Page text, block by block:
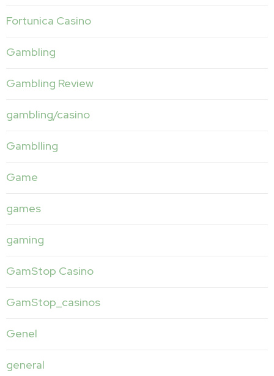
Fortunica Casino
Gambling
Gambling Review
gambling/casino
Gamblling
Game
games
gaming
GamStop Casino
GamStop_casinos
Genel
general